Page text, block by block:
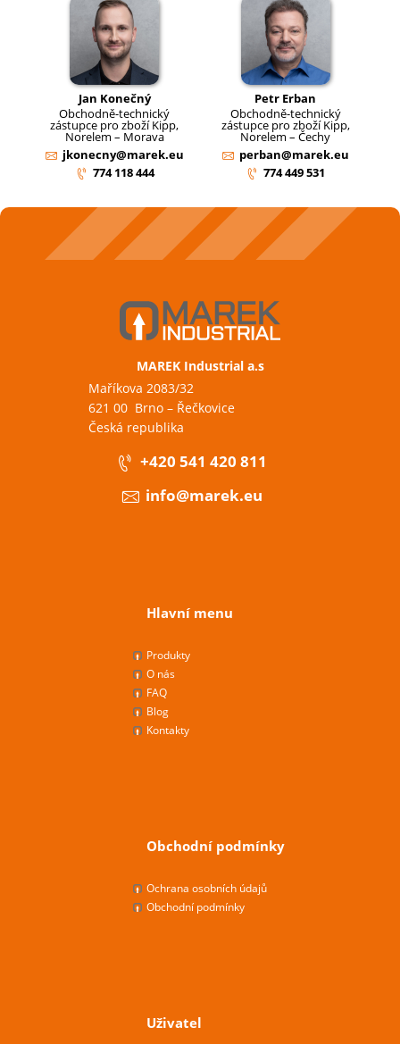
Jan Konečný
Obchodně-technický
zástupce pro zboží Kipp,
Norelem – Morava
jkonecny@marek.eu
774 118 444
Petr Erban
Obchodně-technický
zástupce pro zboží Kipp,
Norelem – Čechy
perban@marek.eu
774 449 531
MAREK Industrial a.s
Maříkova 2083/32
621 00 Brno – Řečkovice
Česká republika
+420 541 420 811
info@marek.eu
Hlavní menu
Produkty
O nás
FAQ
Blog
Kontakty
Obchodní podmínky
Ochrana osobních údajů
Obchodní podmínky
Uživatel